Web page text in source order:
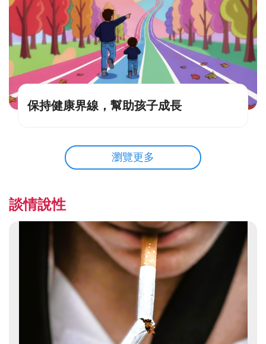
保持健康界線，幫助孩子成長
瀏覽更多
談情說性